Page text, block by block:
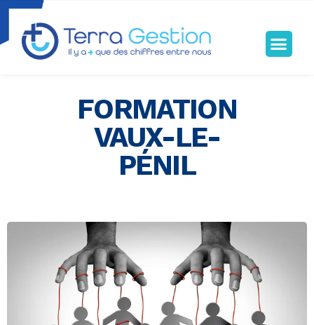
FORMATION
VAUX-LE-
PÉNIL